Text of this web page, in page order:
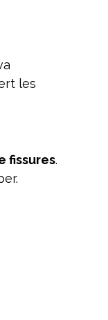
les
fissures.